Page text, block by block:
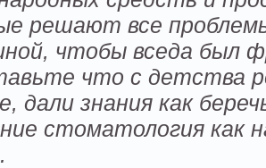
решают все
чтобы вседа был
что с детства
дали знания как
стоматология как